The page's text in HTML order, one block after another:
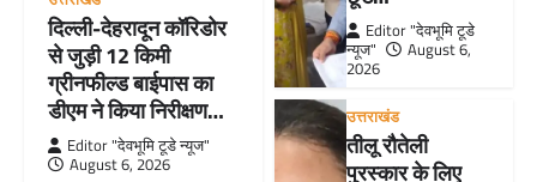
दिल्ली-देहरादून कॉरिडोर
से जुड़ी 12 किमी
ग्रीनफील्ड बाईपास का
डीएम ने किया निरीक्षण…
Editor "देवभूमि टूडे न्यूज"
August 6, 2026
Editor "देवभूमि टूडे
न्यूज"
August 6,
2026
उत्तराखंड
तीलू रौतेली
पुरस्कार के लिए